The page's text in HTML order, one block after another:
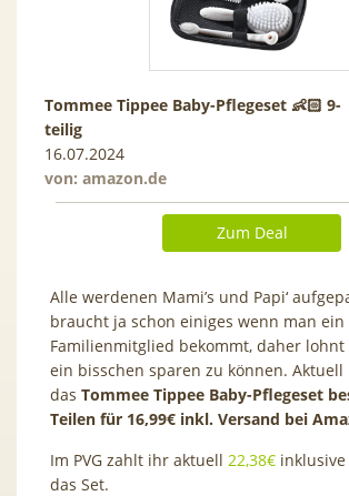
Tommee Tippee Baby-Pflegeset 👶🏻 9-
teilig
16.07.2024
von: amazon.de
Zum Deal
Alle werdenen Mami’s und Papi‘
braucht ja schon einiges wenn man ein
Familienmitglied bekommt, daher
ein bisschen sparen zu können.
das Tommee Tippee Baby-Pflegeset
Teilen für 16,99€ inkl. Versand bei
Im PVG zahlt ihr aktuell 22,38€
das Set.